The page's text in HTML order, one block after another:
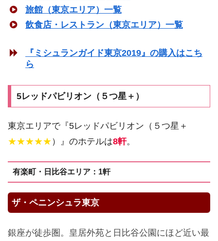
旅館（東京エリア）一覧
飲食店・レストラン（東京エリア）一覧
『ミシュランガイド東京2019』の購入はこち
ら
5レッドパビリオン（５つ星＋）
東京エリアで『5レッドパビリオン（５つ星＋
★★★★★ ）』のホテルは8軒。
有楽町・日比谷エリア：1軒
ザ・ペニンシュラ東京
銀座が徒歩圏。皇居外苑と日比谷公園にほど近い最